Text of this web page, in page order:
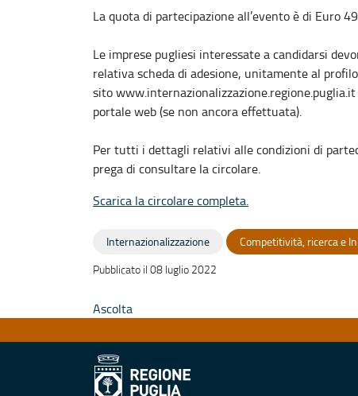
La quota di partecipazione all’evento è di Euro
Le imprese pugliesi interessate a candidarsi
relativa scheda di adesione, unitamente al
sito
portale web (se non ancora effettuata).
Per tutti i dettagli relativi alle condizioni di
prega di consultare la circolare.
Scarica la circolare completa.
Internazionalizzazione Competitività, ricerca e
Pubblicato il 08 luglio 2022
Ascolta